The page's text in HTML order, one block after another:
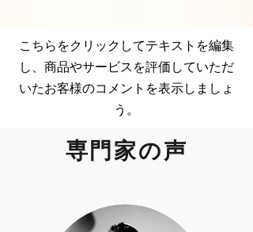
こちらをクリックしてテキストを編集
し、商品やサービスを評価していただ
いたお客様のコメントを表示しましょ
う。
専門家の声